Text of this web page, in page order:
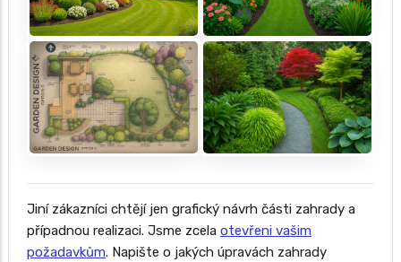
Jiní zákazníci chtějí jen grafický návrh části zahrady a
případnou realizaci. Jsme zcela otevřeni vašim
požadavkům. Napište o jakých úpravách zahrady